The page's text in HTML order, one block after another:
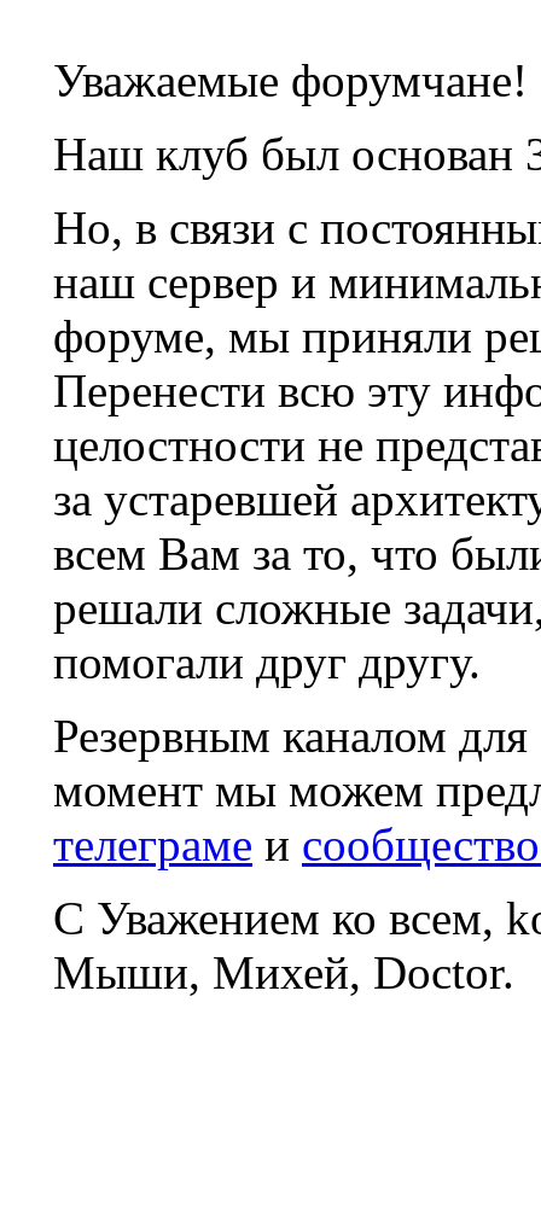
Уважаемые форумчане!
Наш клуб был основан
Но, в связи с
наш сервер и
форуме, мы приняли
Перенести всю эту
целостности не
за устаревшей
всем Вам за то, что
решали сложные
помогали друг другу.
Резервным каналом
момент мы можем
телеграме и
С Уважением ко всем,
Мыши, Михей, Doctor.